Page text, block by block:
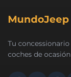
MundoJeep
Tu
coches de